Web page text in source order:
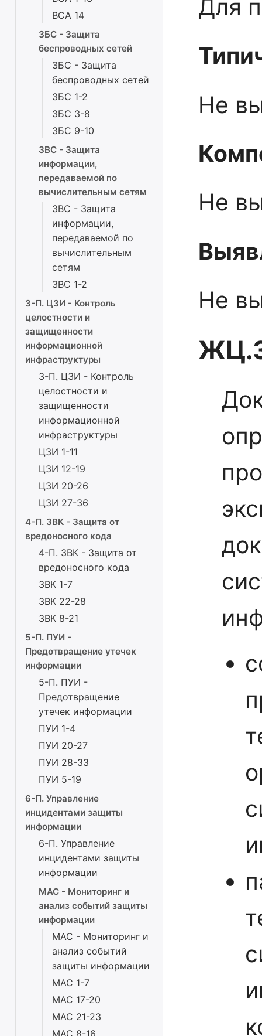
ВСА 14
ЗБС - Защита
беспроводных сетей
ЗБС - Защита
беспроводных сетей
ЗБС 1-2
ЗБС 3-8
ЗБС 9-10
ЗВС - Защита
информации,
передаваемой по
вычислительным сетям
ЗВС - Защита
информации,
передаваемой по
вычислительным
сетям
ЗВС 1-2
3-П. ЦЗИ - Контроль
целостности и
защищенности
информационной
инфраструктуры
3-П. ЦЗИ - Контроль
целостности и
защищенности
информационной
инфраструктуры
ЦЗИ 1-11
ЦЗИ 12-19
ЦЗИ 20-26
ЦЗИ 27-36
4-П. ЗВК - Защита от
вредоносного кода
4-П. ЗВК - Защита от
вредоносного кода
ЗВК 1-7
ЗВК 22-28
ЗВК 8-21
5-П. ПУИ -
Предотвращение утечек
информации
5-П. ПУИ -
Предотвращение
утечек информации
ПУИ 1-4
ПУИ 20-27
ПУИ 28-33
ПУИ 5-19
6-П. Управление
инцидентами защиты
информации
6-П. Управление
инцидентами защиты
информации
МАС - Мониторинг и
анализ событий защиты
информации
МАС - Мониторинг и
анализ событий
защиты информации
МАС 1-7
МАС 17-20
МАС 21-23
МАС 8-16
Для
Не
Не
Не